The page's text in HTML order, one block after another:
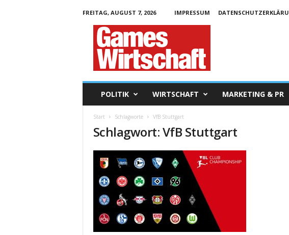
FREITAG, AUGUST 7, 2026 IMPRESSUM
POLITIK WIRTSCHAFT MARKETING & PR
Start Schlagworte VfB Stuttgart
Schlagwort: VfB Stuttgart